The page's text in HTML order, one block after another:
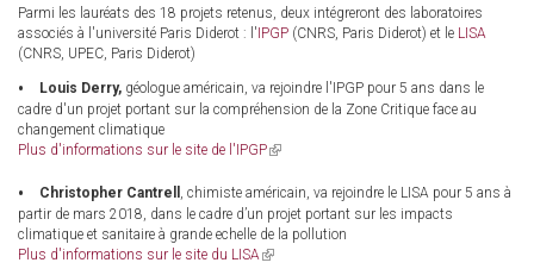
Parmi les lauréats des 18 projets retenus, deux intégreront des laboratoires
associés à l'université Paris Diderot : l' IPGP (CNRS, Paris Diderot) et le LISA
(CNRS, UPEC, Paris Diderot)
Louis Derry,géologue américain, va rejoindre l'IPGP pour 5 ans dans le
cadre d'un projet portant sur la compréhension de la Zone Critique face au
changement climatique
Plus d'informations sur le site de l'IPGP(link
external)
Christopher Cantrell , chimiste américain, va rejoindre le LISA pour 5 ans à
partir de mars 2018, dans le cadre d’un projet portant sur les impacts
climatique et sanitaire à grande echelle de la pollution
Plus d'informations sur le site du LISA(link